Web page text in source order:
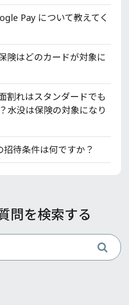
Pay について教えてく
険はどのカードが対象に
割れはスタンダードでも
水没は保険の対象になり
待条件は何ですか？
問を検索する